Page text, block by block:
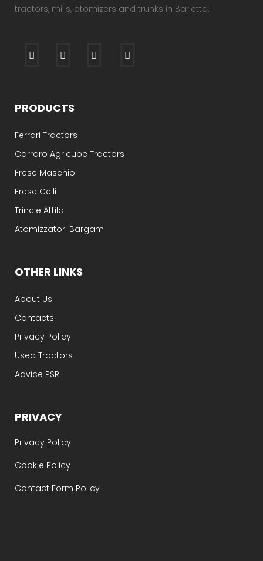
tractors, mills, atomizers and trunks in Barletta.
PRODUCTS
Ferrari Tractors
Carraro Agricube Tractors
Frese Maschio
Frese Celli
Trincie Attila
Atomizzatori Bargam
OTHER LINKS
About Us
Contacts
Privacy Policy
Used Tractors
Advice PSR
PRIVACY
Privacy Policy
Cookie Policy
Contact Form Policy